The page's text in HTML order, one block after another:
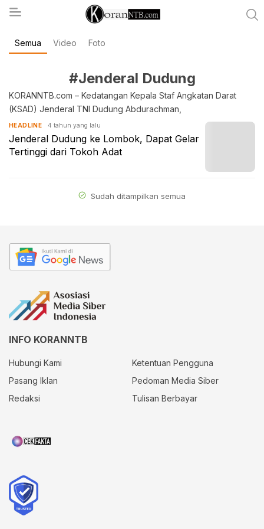
koranntb.com
Semua Video Foto
#Jenderal Dudung
KORANNTB.com – Kedatangan Kepala Staf Angkatan Darat
(KSAD) Jenderal TNI Dudung Abdurachman,
HEADLINE 4 tahun yang lalu
Jenderal Dudung ke Lombok, Dapat Gelar
Tertinggi dari Tokoh Adat
Sudah ditampilkan semua
INFO KORANNTB
Hubungi Kami
Ketentuan Pengguna
Pasang Iklan
Pedoman Media Siber
Redaksi
Tulisan Berbayar